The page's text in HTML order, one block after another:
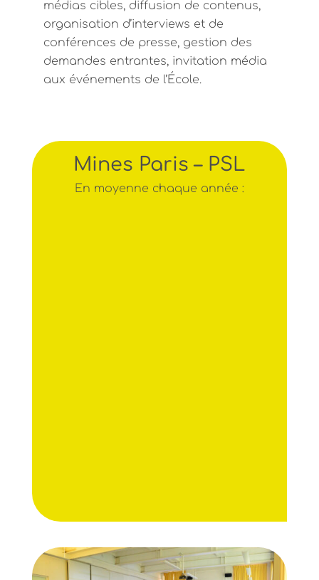
médias cibles, diffusion de contenus,
organisation d’interviews et de
conférences de presse, gestion des
demandes entrantes, invitation média
aux événements de l’École.
Mines Paris – PSL
En moyenne chaque année :